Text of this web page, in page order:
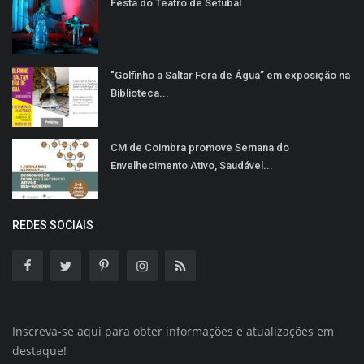
Festa do Teatro de Setúbal
"Golfinho a Saltar Fora de Água” em exposição na
Biblioteca...
CM de Coimbra promove Semana do
Envelhecimento Ativo, Saudável...
REDES SOCIAIS
Inscreva-se aqui para obter informações e atualizações em
destaque!